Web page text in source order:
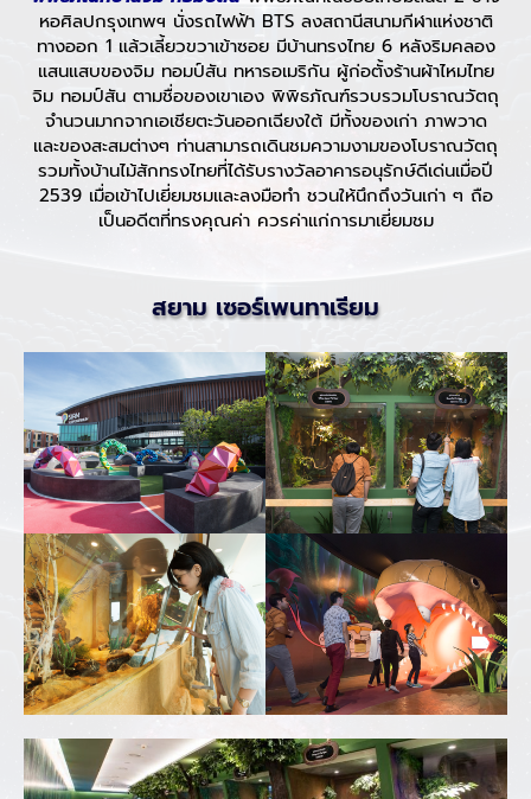
หอศิลปกรุงเทพฯ นั่งรถไฟฟ้า BTS ลงสถานีสนามกีฬาแห่งชาติ
ทางออก 1 แล้วเลี้ยวขวาเข้าซอย มีบ้านทรงไทย 6 หลังริมคลอง
แสนแสบของจิม ทอมป์สัน ทหารอเมริกัน ผู้ก่อตั้งร้านผ้าไหมไทย
จิม ทอมป์สัน ตามชื่อของเขาเอง พิพิธภัณฑ์รวบรวมโบราณวัตถุ
จำนวนมากจากเอเชียตะวันออกเฉียงใต้ มีทั้งของเก่า ภาพวาด
และของสะสมต่างๆ ท่านสามารถเดินชมความงามของโบราณวัตถุ
รวมทั้งบ้านไม้สักทรงไทยที่ได้รับรางวัลอาคารอนุรักษ์ดีเด่นเมื่อปี
2539 เมื่อเข้าไปเยี่ยมชมและลงมือทำ ชวนให้นึกถึงวันเก่า ๆ ถือ
เป็นอดีตที่ทรงคุณค่า ควรค่าแก่การมาเยี่ยมชม
สยาม เซอร์เพนทาเรียม